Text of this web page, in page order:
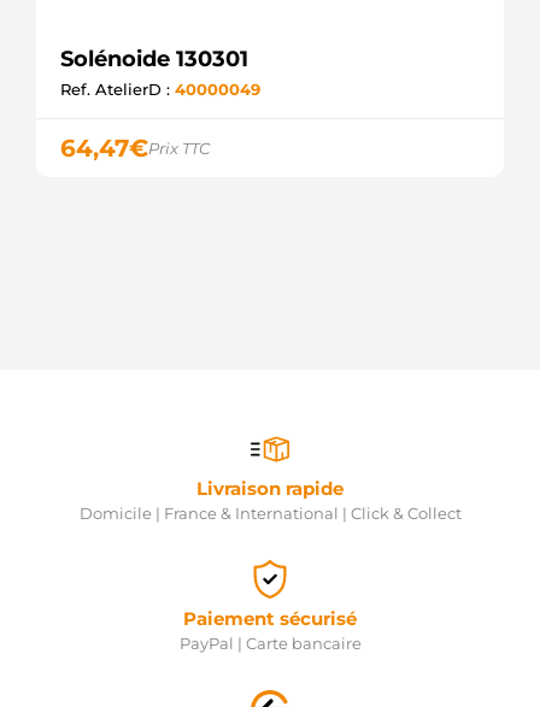
Solénoide 130301
Ref. AtelierD : 40000049
64,47€Prix TTC
Livraison rapide
Domicile | France & International | Click & Collect
Paiement sécurisé
PayPal | Carte bancaire